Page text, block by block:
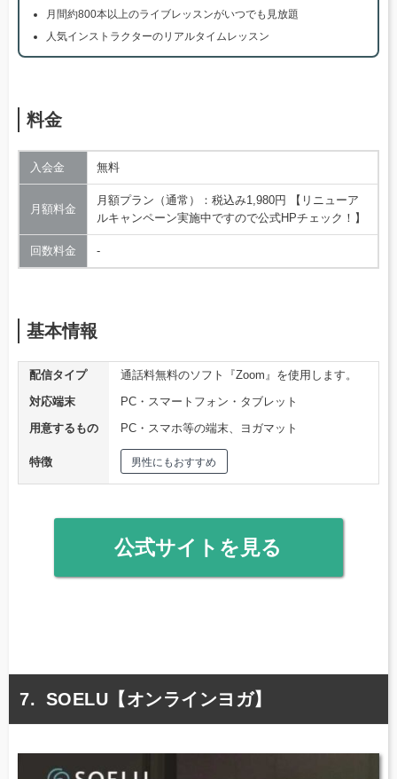
月間約800本以上のライブレッスンがいつでも見放題
人気インストラクターのリアルタイムレッスン
料金
入会金 無料
月額料金
月額プラン（通常）：税込み1,980円 【リニューア
ルキャンペーン実施中ですので公式HPチェック！】
回数料金 ‐
基本情報
配信タイプ
通話料無料のソフト『Zoom』を使用します。
対応端末
PC・スマートフォン・タブレット
用意するもの
PC・スマホ等の端末、ヨガマット
特徴 男性にもおすすめ
公式サイトを見る
SOELU【オンラインヨガ】